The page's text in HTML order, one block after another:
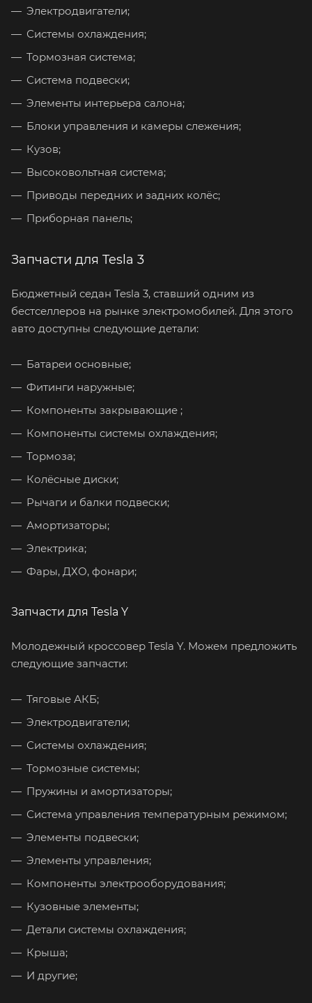
Электродвигатели;
Системы охлаждения;
Тормозная система;
Система подвески;
Элементы интерьера салона;
Блоки управления и камеры слежения;
Кузов;
Высоковольтная система;
Приводы передних и задних колёс;
Приборная панель;
Запчасти для Tesla 3
Бюджетный седан Tesla 3, ставший одним из
бестселлеров на рынке электромобилей. Для этого
авто доступны следующие детали:
Батареи основные;
Фитинги наружные;
Компоненты закрывающие ;
Компоненты системы охлаждения;
Тормоза;
Колёсные диски;
Рычаги и балки подвески;
Амортизаторы;
Электрика;
Фары, ДХО, фонари;
Запчасти для Tesla Y
Молодежный кроссовер Tesla Y. Можем предложить
следующие запчасти:
Тяговые АКБ;
Электродвигатели;
Системы охлаждения;
Тормозные системы;
Пружины и амортизаторы;
Система управления температурным режимом;
Элементы подвески;
Элементы управления;
Компоненты электрооборудования;
Кузовные элементы;
Детали системы охлаждения;
Крыша;
И другие;